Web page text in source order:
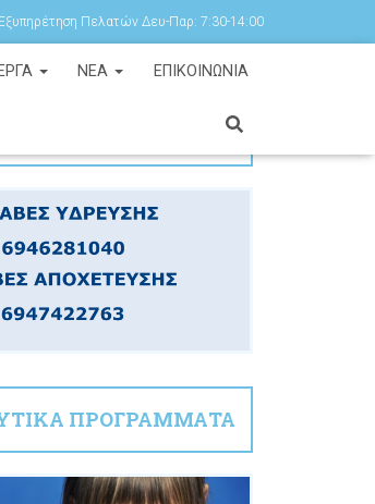
Εξυπηρέτηση Πελατών Δευ-Παρ: 7:30-14:00
ΕΡΓΑ ΝΕΑ ΕΠΙΚΟΙΝΩΝΙΑ
ΠΡΟΓΡΑΜΜΑΤΑ